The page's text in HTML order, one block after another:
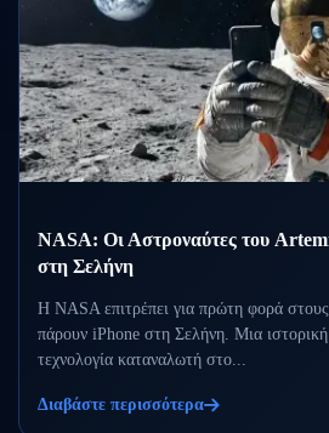
NASA: Οι Αστροναύτες του
στη Σελήνη
Η NASA επιτρέπει για πρώτη φορά
πάρουν iPhone στη Σελήνη. Μια
τεχνολογία καταναλωτή στο...
Διαβάστε περισσότερα